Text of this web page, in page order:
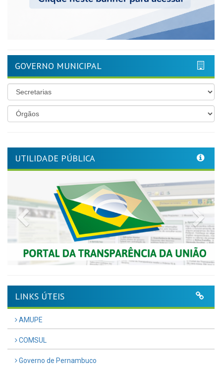
GOVERNO MUNICIPAL
UTILIDADE PÚBLICA
Previous
LINKS ÚTEIS
AMUPE
COMSUL
Governo de Pernambuco